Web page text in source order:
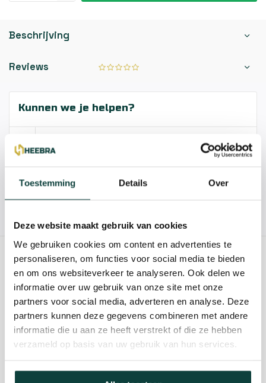
Toestemming Details Over
Deze website maakt gebruik van cookies
We gebruiken cookies om content en advertenties te
personaliseren, om functies voor social media te bieden
en om ons websiteverkeer te analyseren. Ook delen we
informatie over uw gebruik van onze site met onze
partners voor social media, adverteren en analyse. Deze
partners kunnen deze gegevens combineren met andere
informatie die u aan ze heeft verstrekt of die ze hebben
verzameld op basis van uw gebruik van hun services.
Beschrijving
Reviews
Kunnen we je helpen?
10% korting!
GERELATEERDE PRODUCTEN